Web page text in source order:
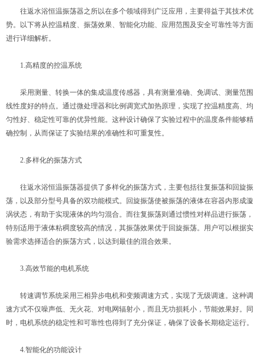
往返水浴恒温振荡器之所以在多个领域得到广泛应用，主要得益于其技术优
势。以下将从控温精度、振荡效果、智能化功能、应用范围及安全可靠性等方面
进行详细解析。
1.高精度的控温系统
采用测量、转换一体的集成温度传感器，具有测量准确、免调试、测量范围
线性度好的特点。通过微处理器和比例调宽式加热原理，实现了控温精度高、均
匀性好、稳定性可靠的优异性能。这种设计确保了实验过程中的温度条件能够精
确控制，从而保证了实验结果的准确性和可重复性。
2.多样化的振荡方式
往返水浴恒温振荡器提供了多样化的振荡方式，主要包括往复振荡和回旋振
荡，以及部分型号具备的双功能模式。回旋振荡使被振荡的液体在容器内形成漩
涡状态，有助于实现液体的均匀混合。而往复振荡则通过惯性对样品进行振荡，
特别适用于液体粘稠度较高的情况，其振荡效果优于回旋振荡。用户可以根据实
验需求选择适合的振荡方式，以达到最佳的混合效果。
3.高效节能的电机系统
转速调节系统采用三相异步电机和变频调速方式，实现了无级调速。这种调
速方式不仅噪声低、无火花、对电网辐射小，而且无功损耗小，节能效果好。同
时，电机系统的稳定性和可靠性也得到了充分保证，确保了设备长期稳定运行。
4.智能化的功能设计